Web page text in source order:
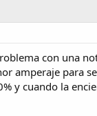
con una
amperaje para
y cuando la